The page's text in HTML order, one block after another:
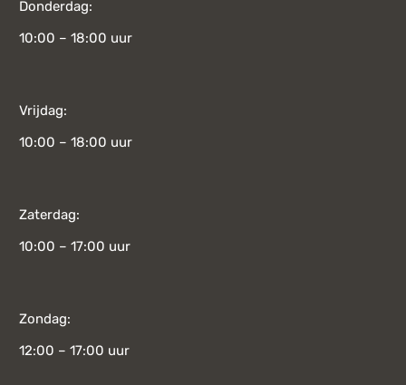
Donderdag:
10:00 – 18:00 uur
Vrijdag:
10:00 – 18:00 uur
Zaterdag:
10:00 – 17:00 uur
Zondag:
12:00 – 17:00 uur